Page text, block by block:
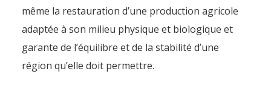
même la restauration d’une production agricole
adaptée à son milieu physique et biologique et
garante de l’équilibre et de la stabilité d’une
région qu’elle doit permettre.